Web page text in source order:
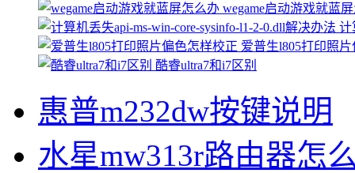
wegame启动游戏就蓝
计
爱普生l805打印照
酷睿ultra7和i7区别
惠普m232dw按键说明
水星mw313r路由器怎